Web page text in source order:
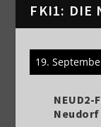
FKI1: DIE
19.
NEUD2-